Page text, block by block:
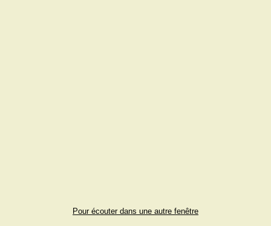
Pour écouter dans une autre fenêtre